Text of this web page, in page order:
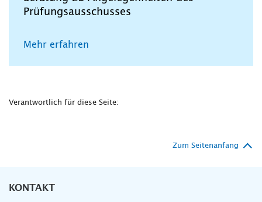
Prüfungsausschusses
Mehr erfahren
Verantwortlich für diese Seite:
Zum Seitenanfang
KONTAKT